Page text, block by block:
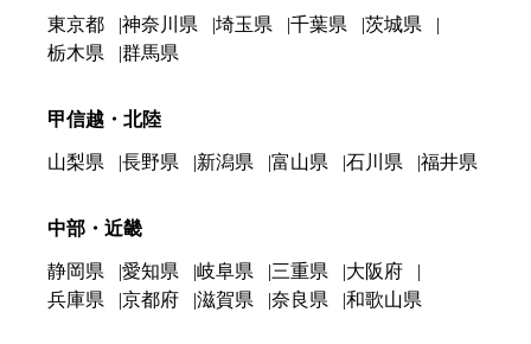
東京都 神奈川県 埼玉県 千葉県
茨城県
栃木県
群馬県
甲信越・北陸
山梨県 長野県 新潟県 富山県 石川県 福井県
中部・近畿
静岡県 愛知県 岐阜県 三重県
大阪府
兵庫県
京都府 滋賀県 奈良県 和歌山県